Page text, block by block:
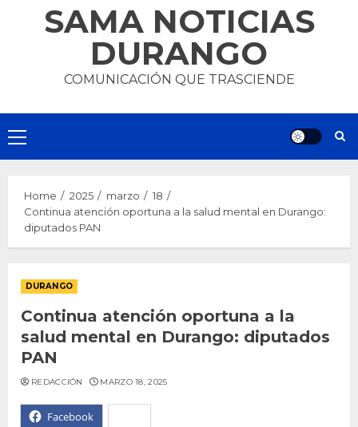
SAMA NOTICIAS
DURANGO
COMUNICACIÓN QUE TRASCIENDE
Primary
Menu
Home 2025 marzo
18
Continua atención oportuna a la salud mental en Durango:
diputados PAN
DURANGO
Continua atención oportuna a la
salud mental en Durango: diputados
PAN
Facebook
REDACCIÓN MARZO 18, 2025